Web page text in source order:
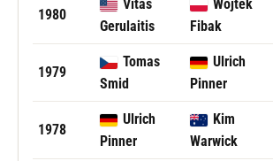
1980
Vitas
Gerulaitis
Wojtek
Fibak
1979
Tomas
Smid
Ulrich
Pinner
1978
Ulrich
Pinner
Kim
Warwick